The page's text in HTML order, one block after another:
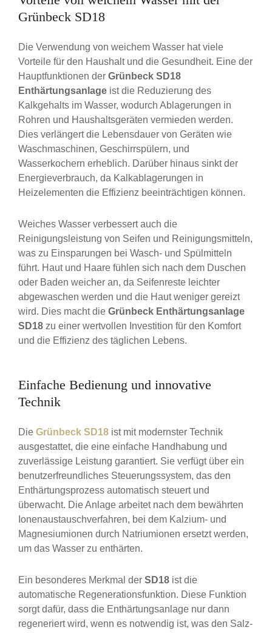
Grünbeck SD18
Die Verwendung von weichem Wasser hat viele
Vorteile für den Haushalt und die Gesundheit. Eine der
Hauptfunktionen der Grünbeck SD18
Enthärtungsanlage ist die Reduzierung des
Kalkgehalts im Wasser, wodurch Ablagerungen in
Rohren und Haushaltsgeräten vermieden werden.
Dies verlängert die Lebensdauer von Geräten wie
Waschmaschinen, Geschirrspülern, und
Wasserkochern erheblich. Darüber hinaus sinkt der
Energieverbrauch, da Kalkablagerungen in
Heizelementen die Effizienz beeinträchtigen können.
Weiches Wasser verbessert auch die
Reinigungsleistung von Seifen und Reinigungsmitteln,
was zu Einsparungen bei Wasch- und Spülmitteln
führt. Haut und Haare fühlen sich nach dem Duschen
oder Baden weicher an, da Seifenreste leichter
abgewaschen werden und die Haut weniger gereizt
wird. Dies macht die Grünbeck Enthärtungsanlage
SD18 zu einer wertvollen Investition für den Komfort
und die Effizienz des täglichen Lebens.
Einfache Bedienung und innovative
Technik
Die Grünbeck SD18 ist mit modernster Technik
ausgestattet, die eine einfache Handhabung und
zuverlässige Leistung garantiert. Sie verfügt über ein
benutzerfreundliches Steuerungssystem, das den
Enthärtungsprozess automatisch steuert und
überwacht. Die Anlage arbeitet nach dem bewährten
Ionenaustauschverfahren, bei dem Kalzium- und
Magnesiumionen durch Natriumionen ersetzt werden,
um das Wasser zu enthärten.
Ein besonderes Merkmal der SD18 ist die
automatische Regenerationsfunktion. Diese Funktion
sorgt dafür, dass die Enthärtungsanlage nur dann
regeneriert wird, wenn es notwendig ist, was den Salz-